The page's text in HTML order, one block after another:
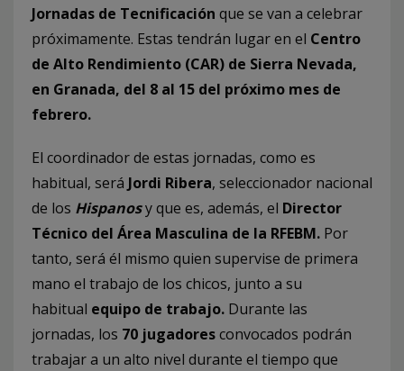
Jornadas de Tecnificación que se van a celebrar
próximamente. Estas tendrán lugar en el Centro
de Alto Rendimiento (CAR) de Sierra Nevada,
en Granada, del 8 al 15 del próximo mes de
febrero.
El coordinador de estas jornadas, como es
habitual, será Jordi Ribera, seleccionador nacional
de los Hispanosy que es, además, el Director
Técnico del Área Masculina de la RFEBM. Por
tanto, será él mismo quien supervise de primera
mano el trabajo de los chicos, junto a su
habitual equipo de trabajo. Durante las
jornadas, los 70 jugadoresconvocados podrán
trabajar a un alto nivel durante el tiempo que